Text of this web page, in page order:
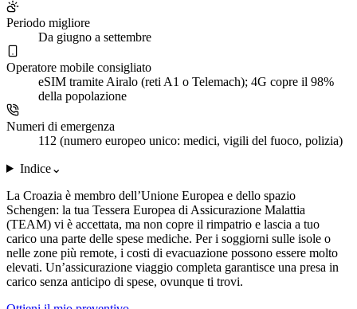
Periodo migliore
Da giugno a settembre
Operatore mobile consigliato
eSIM tramite Airalo (reti A1 o Telemach); 4G copre il 98%
della popolazione
Numeri di emergenza
112 (numero europeo unico: medici, vigili del fuoco, polizia)
Indice⌄
La Croazia è membro dell’Unione Europea e dello spazio
Schengen: la tua Tessera Europea di Assicurazione Malattia
(TEAM) vi è accettata, ma non copre il rimpatrio e lascia a tuo
carico una parte delle spese mediche. Per i soggiorni sulle isole o
nelle zone più remote, i costi di evacuazione possono essere molto
elevati. Un’assicurazione viaggio completa garantisce una presa in
carico senza anticipo di spese, ovunque ti trovi.